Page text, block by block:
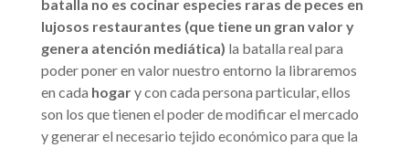
batalla no es cocinar especies raras de peces en
lujosos restaurantes (que tiene un gran valor y
genera atención mediática) la batalla real para
poder poner en valor nuestro entorno la libraremos
en cada hogary con cada persona particular, ellos
son los que tienen el poder de modificar el mercado
y generar el necesario tejido económico para que la